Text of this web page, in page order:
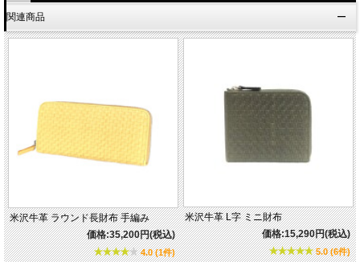
関連商品
米沢牛革 ラウンド長財布 手編み
価格:35,200円(税込)
4.0 (1件)
米沢牛革 L字 ミニ財布
価格:15,290円(税込)
5.0 (6件)